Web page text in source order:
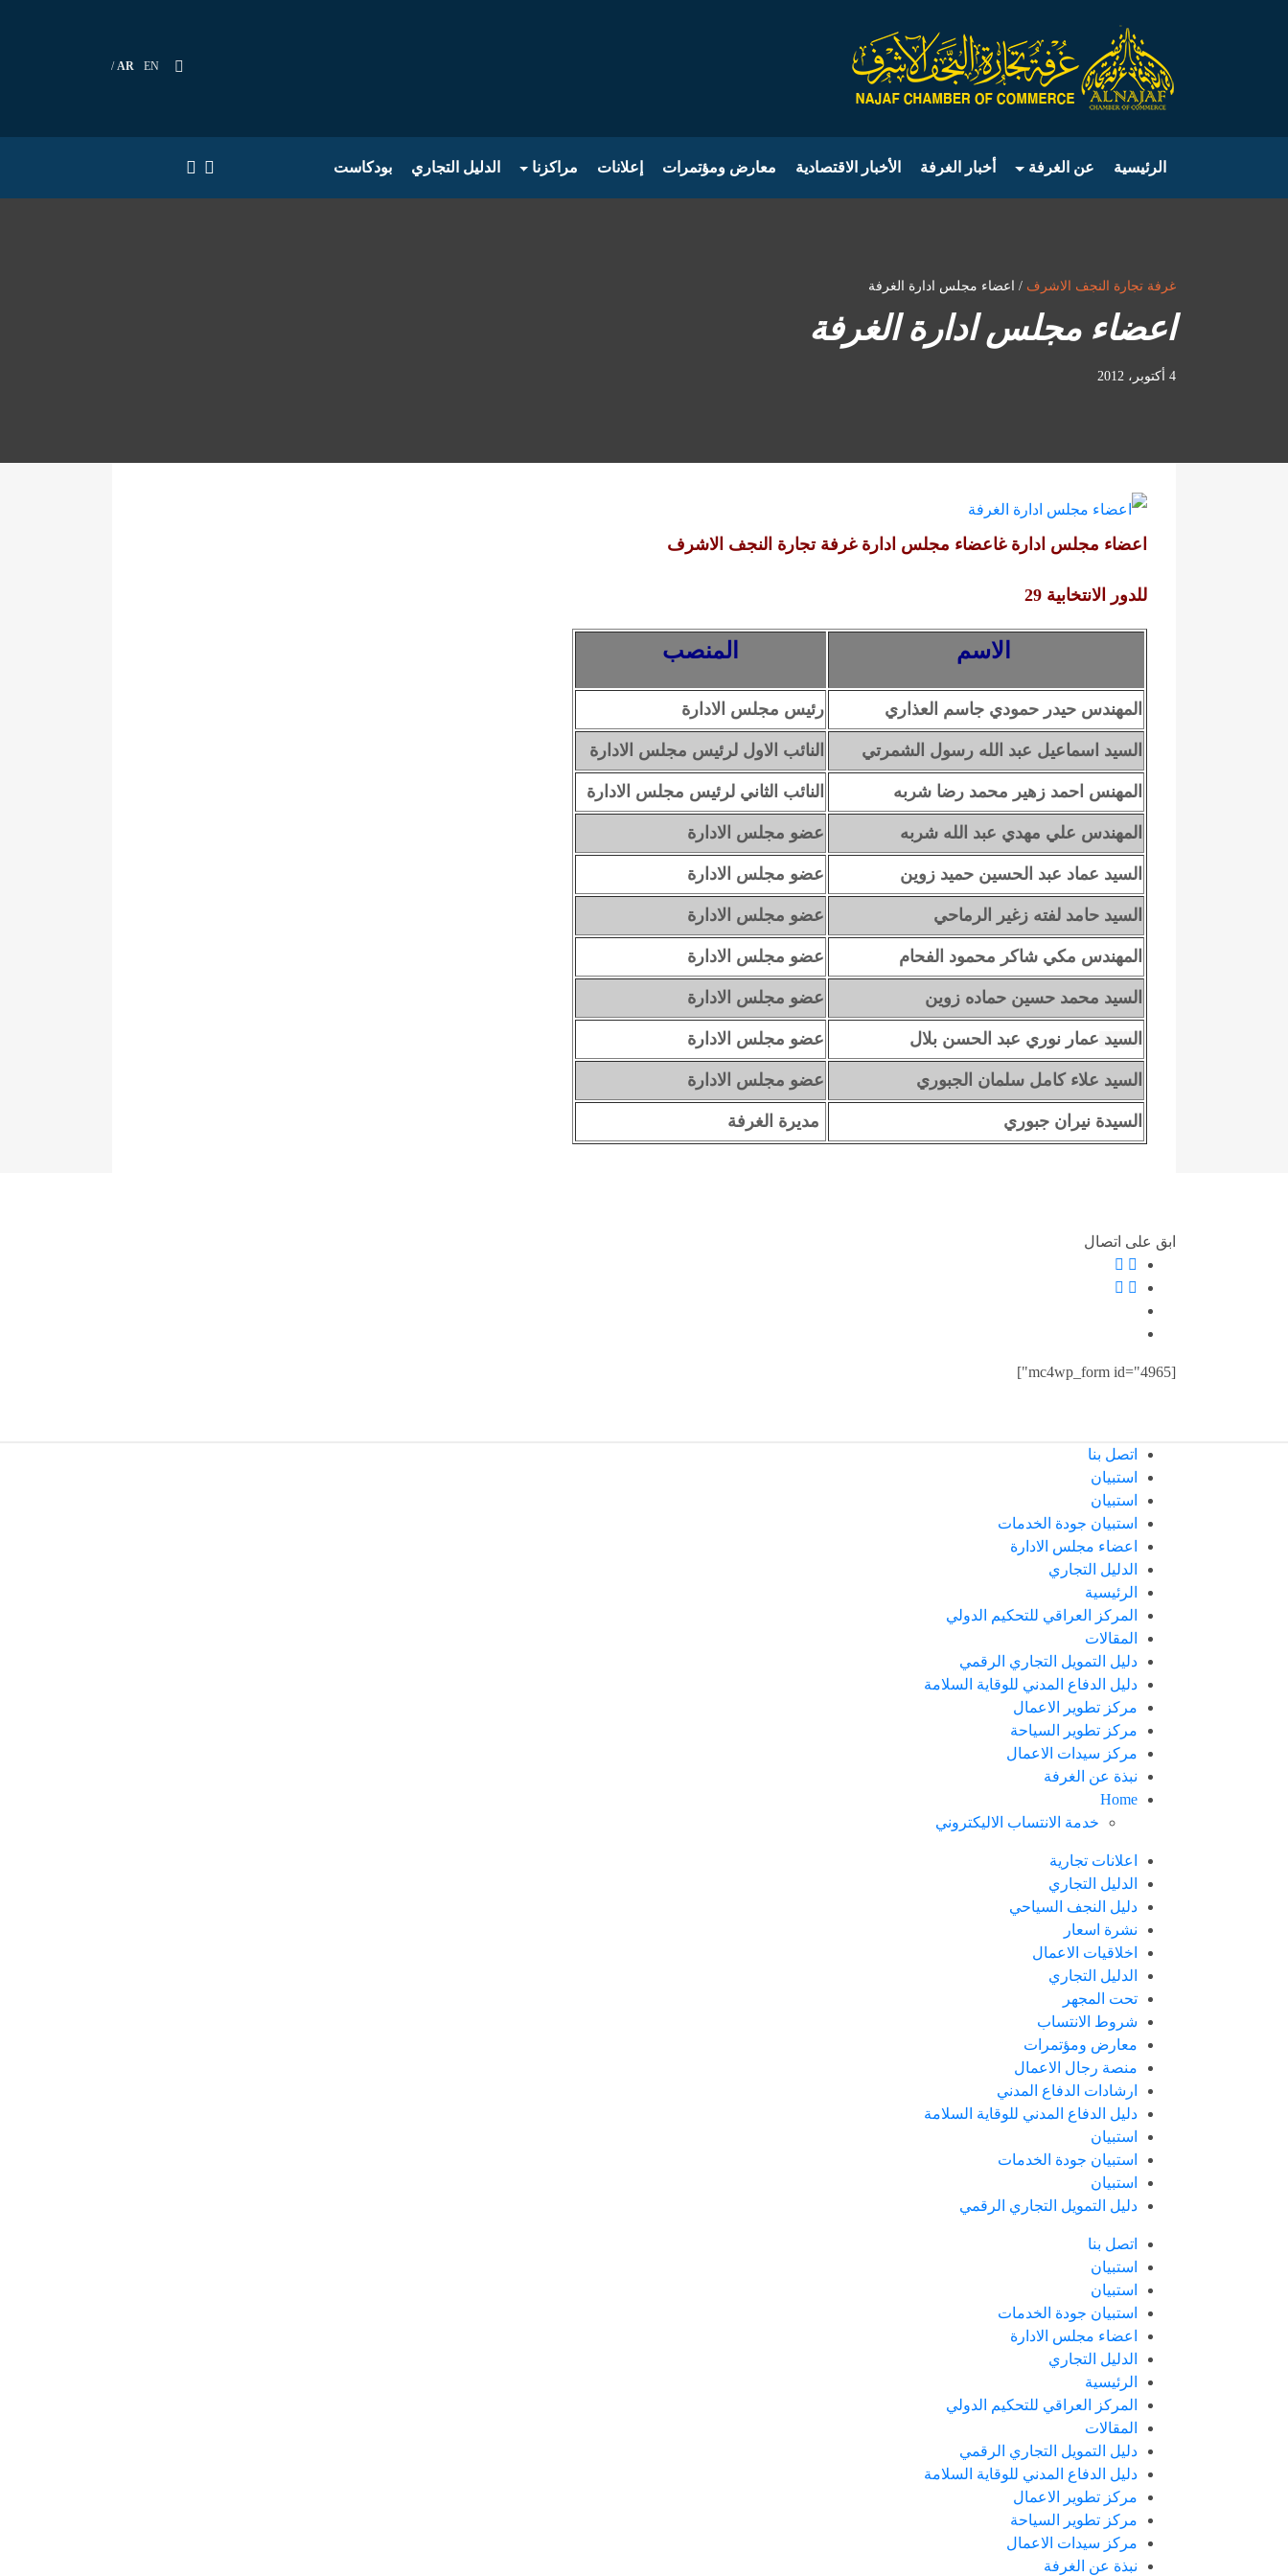
AR EN
الرئيسية عن الغرفة أخبار الغرفة الأخبار الاقتصادية معارض ومؤتمرات إعلانات مراكزنا الدليل التجاري بودكاست
غرفة تجارة النجف الاشرف / اعضاء مجلس ادارة الغرفة
اعضاء مجلس ادارة الغرفة
4 أكتوبر، 2012
اعضاء مجلس ادارة غاعضاء مجلس ادارة غرفة تجارة النجف الاشرف
للدور الانتخابية 29
الاسم المنصب
المهندس حيدر حمودي جاسم العذاري رئيس مجلس الادارة
السيد اسماعيل عبد الله رسول الشمرتي النائب الاول لرئيس مجلس الادارة
المهنس احمد زهير محمد رضا شربه النائب الثاني لرئيس مجلس الادارة
المهندس علي مهدي عبد الله شربه عضو مجلس الادارة
السيد عماد عبد الحسين حميد زوين عضو مجلس الادارة
السيد حامد لفته زغير الرماحي عضو مجلس الادارة
المهندس مكي شاكر محمود الفحام عضو مجلس الادارة
السيد محمد حسين حماده زوين عضو مجلس الادارة
السيد عمار نوري عبد الحسن بلال عضو مجلس الادارة
السيد علاء كامل سلمان الجبوري عضو مجلس الادارة
السيدة نيران جبوري مديرة الغرفة
ابق على اتصال
[mc4wp_form id="4965"]
اتصل بنا
استبيان
استبيان
استبيان جودة الخدمات
اعضاء مجلس الادارة
الدليل التجاري
الرئيسية
المركز العراقي للتحكيم الدولي
المقالات
دليل التمويل التجاري الرقمي
دليل الدفاع المدني للوقاية السلامة
مركز تطوير الاعمال
مركز تطوير السياحة
مركز سيدات الاعمال
نبذة عن الغرفة
Home
خدمة الانتساب الاليكتروني
اعلانات تجارية
الدليل التجاري
دليل النجف السياحي
نشرة اسعار
اخلاقيات الاعمال
الدليل التجاري
تحت المجهر
شروط الانتساب
معارض ومؤتمرات
منصة رجال الاعمال
ارشادات الدفاع المدني
دليل الدفاع المدني للوقاية السلامة
استبيان
استبيان جودة الخدمات
استبيان
دليل التمويل التجاري الرقمي
اتصل بنا
استبيان
استبيان
استبيان جودة الخدمات
اعضاء مجلس الادارة
الدليل التجاري
الرئيسية
المركز العراقي للتحكيم الدولي
المقالات
دليل التمويل التجاري الرقمي
دليل الدفاع المدني للوقاية السلامة
مركز تطوير الاعمال
مركز تطوير السياحة
مركز سيدات الاعمال
نبذة عن الغرفة